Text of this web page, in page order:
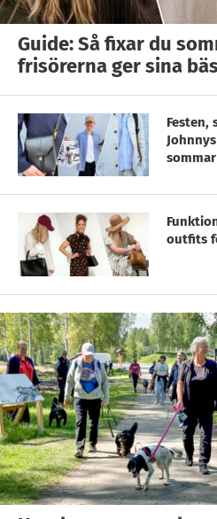
Guide: Så fixar du
frisörerna ger sina
Festen,
sommar
outfits